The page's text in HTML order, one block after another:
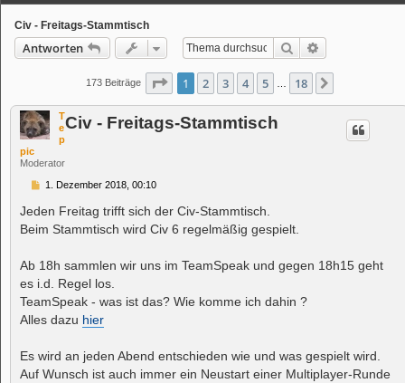
Civ - Freitags-Stammtisch
Antworten Suche
173 Beiträge Seite 1von 18
1 2 3 4 5 18
T
e
p
pic
Moderator
Civ - Freitags-Stammtisch
B
i
t
r
1. Dezember 2018, 00:10
Jeden Freitag trifft sich der Civ-Stammtisch.
Beim Stammtisch wird Civ 6 regelmäßig gespielt.
Ab 18h sammlen wir uns im TeamSpeak und gegen 18h15 geht
es i.d. Regel los.
TeamSpeak - was ist das? Wie komme ich dahin ?
Alles dazu hier
Es wird an jeden Abend entschieden wie und was gespielt wird.
Auf Wunsch ist auch immer ein Neustart einer Multiplayer-Runde